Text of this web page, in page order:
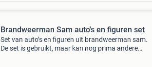
Brandweerman Sam auto's en figuren set
Set van auto’s en figuren uit brandweerman sam.
De set is gebruikt, maar kan nog prima andere